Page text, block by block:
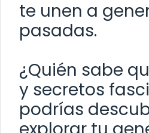
te unen a
pasadas.
¿Quién sabe
y secretos
podrías